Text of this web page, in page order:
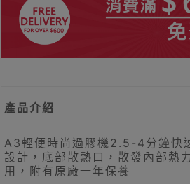
產品介紹
A3輕便時尚過膠機2.5-4分鐘快
設計，底部散熱口，散發內部熱
用，附有原廠一年保養